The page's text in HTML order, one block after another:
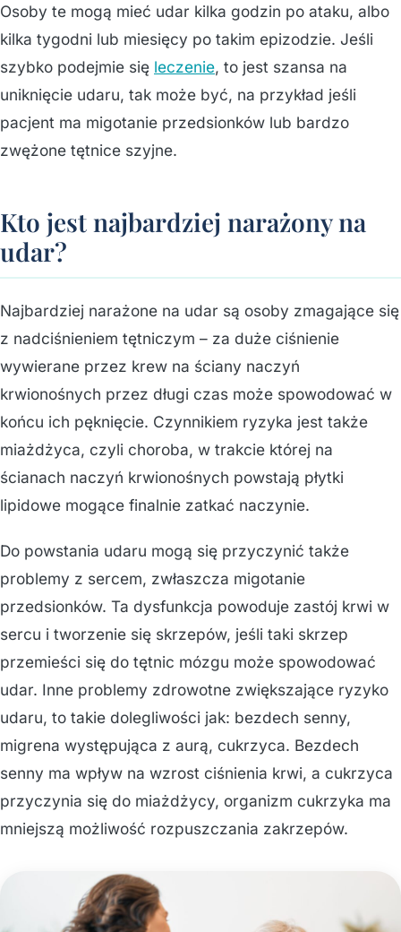
Osoby te mogą mieć udar kilka godzin po ataku, albo
kilka tygodni lub miesięcy po takim epizodzie. Jeśli
szybko podejmie się leczenie, to jest szansa na
uniknięcie udaru, tak może być, na przykład jeśli
pacjent ma migotanie przedsionków lub bardzo
zwężone tętnice szyjne.
Kto jest najbardziej narażony na
udar?
Najbardziej narażone na udar są osoby zmagające się
z nadciśnieniem tętniczym – za duże ciśnienie
wywierane przez krew na ściany naczyń
krwionośnych przez długi czas może spowodować w
końcu ich pęknięcie. Czynnikiem ryzyka jest także
miażdżyca, czyli choroba, w trakcie której na
ścianach naczyń krwionośnych powstają płytki
lipidowe mogące finalnie zatkać naczynie.
Do powstania udaru mogą się przyczynić także
problemy z sercem, zwłaszcza migotanie
przedsionków. Ta dysfunkcja powoduje zastój krwi w
sercu i tworzenie się skrzepów, jeśli taki skrzep
przemieści się do tętnic mózgu może spowodować
udar. Inne problemy zdrowotne zwiększające ryzyko
udaru, to takie dolegliwości jak: bezdech senny,
migrena występująca z aurą, cukrzyca. Bezdech
senny ma wpływ na wzrost ciśnienia krwi, a cukrzyca
przyczynia się do miażdżycy, organizm cukrzyka ma
mniejszą możliwość rozpuszczania zakrzepów.